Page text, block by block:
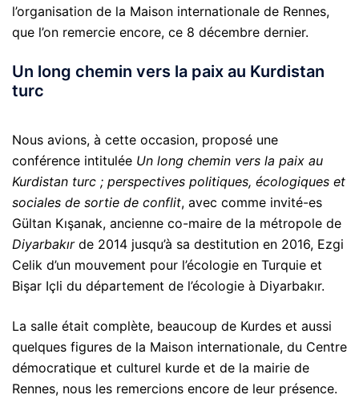
l’organisation de la Maison internationale de Rennes,
que l’on remercie encore, ce 8 décembre dernier.
Un long chemin vers la paix au Kurdistan
turc
Nous avions, à cette occasion, proposé une
conférence intitulée Un long chemin vers la paix au
Kurdistan turc ; perspectives politiques, écologiques et
sociales de sortie de conflit, avec comme invité-es
Gültan Kışanak, ancienne co-maire de la métropole de
Diyarbakırde 2014 jusqu’à sa destitution en 2016, Ezgi
Celik d’un mouvement pour l’écologie en Turquie et
Bişar Içli du département de l’écologie à Diyarbakır.
La salle était complète, beaucoup de Kurdes et aussi
quelques figures de la Maison internationale, du Centre
démocratique et culturel kurde et de la mairie de
Rennes, nous les remercions encore de leur présence.